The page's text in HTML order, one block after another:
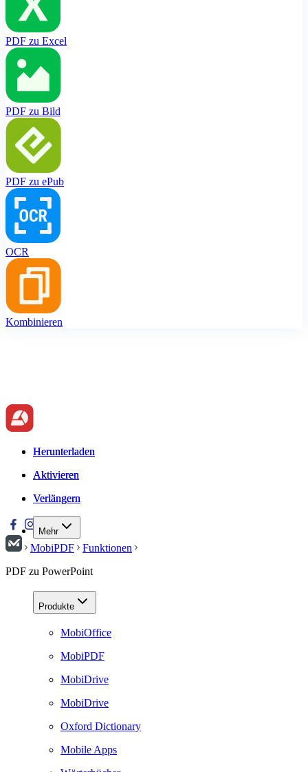
PDF zu Excel
PDF zu Bild
PDF zu ePub
OCR
Kombinieren
Herunterladen
Aktivieren
Verlängern
Mehr
Herunterladen
Aktivieren
Verlängern
MobiPDF
Funktionen
PDF zu PowerPoint
Produkte
MobiOffice
MobiPDF
MobiDrive
MobiDrive
Oxford Dictionary
Mobile Apps